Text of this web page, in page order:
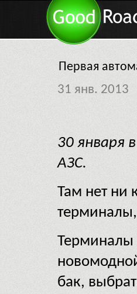
Первая
31 янв. 2013
30 января
АЗС.
Там нет ни
Терминалы
бак,